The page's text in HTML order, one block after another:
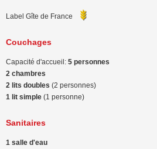
Label Gîte de France
Couchages
Capacité d'accueil: 5 personnes
2 chambres
2 lits doubles (2 personnes)
1 lit simple (1 personne)
Sanitaires
1 salle d'eau